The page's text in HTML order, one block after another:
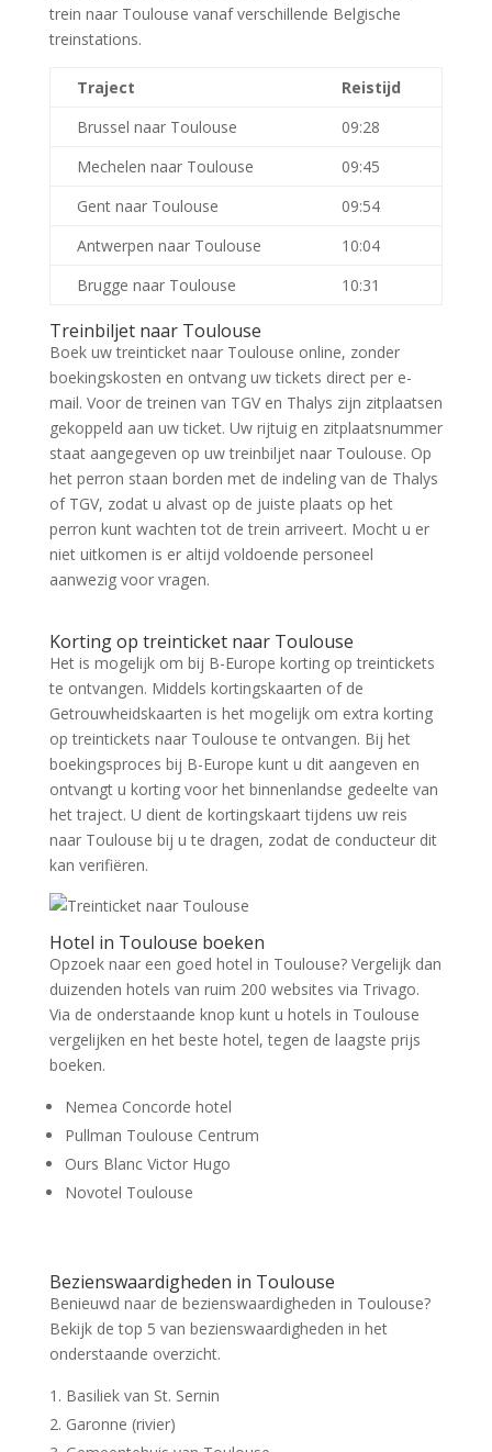
trein naar Toulouse vanaf verschillende Belgische
treinstations.
Traject
Reistijd
Brussel naar Toulouse
09:28
Mechelen naar Toulouse
09:45
Gent naar Toulouse
09:54
Antwerpen naar Toulouse
10:04
Brugge naar Toulouse
10:31
Treinbiljet naar Toulouse
Boek uw treinticket naar Toulouse online, zonder
boekingskosten en ontvang uw tickets direct per e-
mail. Voor de treinen van TGV en Thalys zijn zitplaatsen
gekoppeld aan uw ticket. Uw rijtuig en zitplaatsnummer
staat aangegeven op uw treinbiljet naar Toulouse. Op
het perron staan borden met de indeling van de Thalys
of TGV, zodat u alvast op de juiste plaats op het
perron kunt wachten tot de trein arriveert. Mocht u er
niet uitkomen is er altijd voldoende personeel
aanwezig voor vragen.
Korting op treinticket naar Toulouse
Het is mogelijk om bij B-Europe korting op treintickets
te ontvangen. Middels kortingskaarten of de
Getrouwheidskaarten is het mogelijk om extra korting
op treintickets naar Toulouse te ontvangen. Bij het
boekingsproces bij B-Europe kunt u dit aangeven en
ontvangt u korting voor het binnenlandse gedeelte van
het traject. U dient de kortingskaart tijdens uw reis
naar Toulouse bij u te dragen, zodat de conducteur dit
kan verifiëren.
Hotel in Toulouse boeken
Opzoek naar een goed hotel in Toulouse? Vergelijk dan
duizenden hotels van ruim 200 websites via Trivago.
Via de onderstaande knop kunt u hotels in Toulouse
vergelijken en het beste hotel, tegen de laagste prijs
boeken.
Nemea Concorde hotel
Pullman Toulouse Centrum
Ours Blanc Victor Hugo
Novotel Toulouse
Bezienswaardigheden in Toulouse
Benieuwd naar de bezienswaardigheden in Toulouse?
Bekijk de top 5 van bezienswaardigheden in het
onderstaande overzicht.
Basiliek van St. Sernin
Garonne (rivier)